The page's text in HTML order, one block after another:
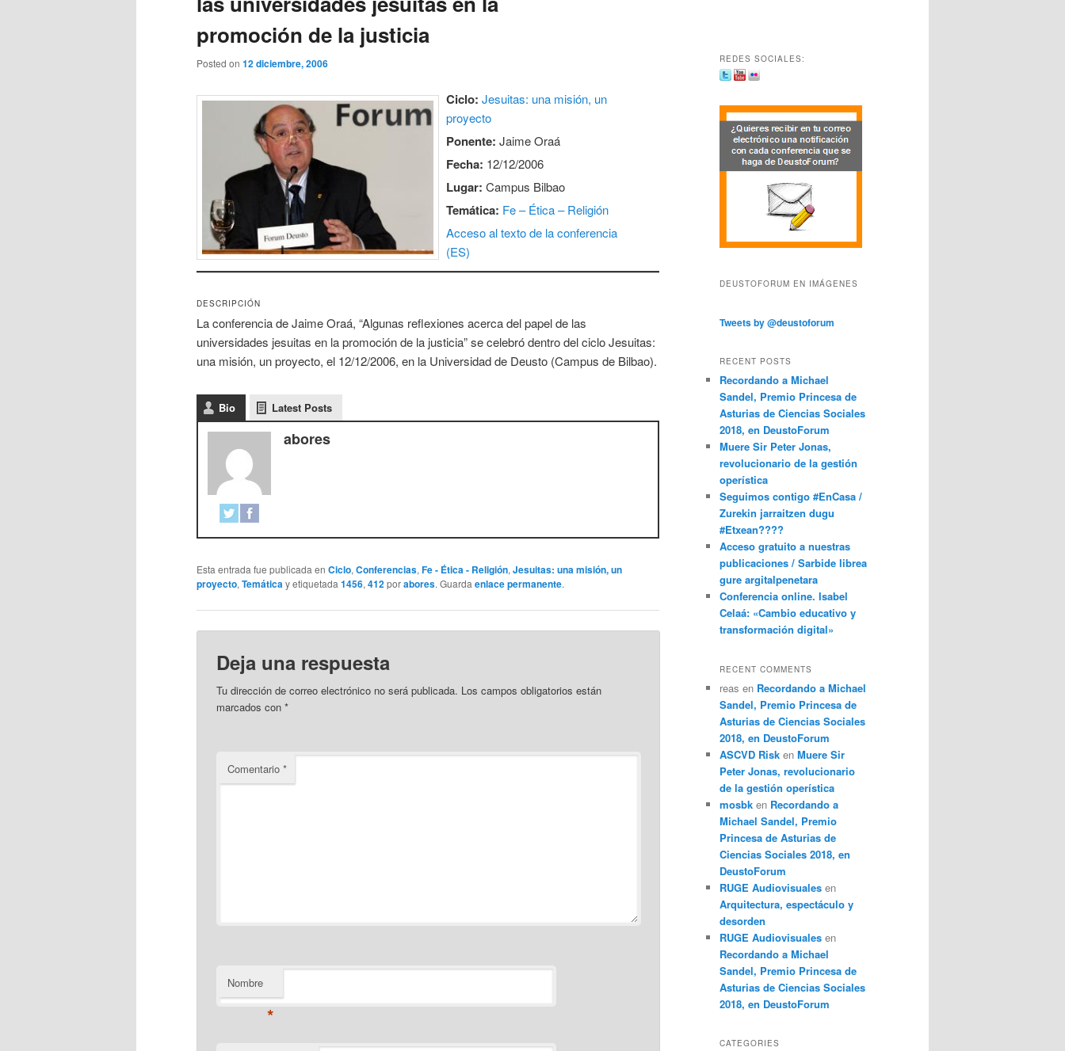
promoción de la justicia
Posted on 12 diciembre, 2006
Ciclo: Jesuitas: una misión, un
proyecto
Ponente: Jaime Oraá
Fecha: 12/12/2006
Lugar: Campus Bilbao
Temática: Fe – Ética – Religión
Acceso al texto de la conferencia
(ES)
DESCRIPCIÓN
La conferencia de Jaime Oraá, “Algunas reflexiones acerca del papel de las
universidades jesuitas en la promoción de la justicia” se celebró dentro del ciclo Jesuitas:
una misión, un proyecto, el 12/12/2006, en la Universidad de Deusto (Campus de Bilbao).
Bio Latest Posts
abores
Esta entrada fue publicada en Ciclo, Conferencias, Fe - Ética - Religión, Jesuitas: una misión, un
proyecto, Temáticay etiquetada 1456, 412porabores. Guarda enlace permanente.
Deja una respuesta
Tu dirección de correo electrónico no será publicada. Los campos obligatorios están
marcados con*
Comentario*
Nombre
*
REDES SOCIALES:
DEUSTOFORUM EN IMÁGENES
Tweets by @deustoforum
RECENT POSTS
Recordando a Michael
Sandel, Premio Princesa de
Asturias de Ciencias Sociales
2018, en DeustoForum
Muere Sir Peter Jonas,
revolucionario de la gestión
operística
Seguimos contigo #EnCasa /
Zurekin jarraitzen dugu
#Etxean????
Acceso gratuito a nuestras
publicaciones / Sarbide librea
gure argitalpenetara
Conferencia online. Isabel
Celaá: «Cambio educativo y
transformación digital»
RECENT COMMENTS
reas en Recordando a Michael
Sandel, Premio Princesa de
Asturias de Ciencias Sociales
2018, en DeustoForum
ASCVD Risk en Muere Sir
Peter Jonas, revolucionario
de la gestión operística
mosbk en Recordando a
Michael Sandel, Premio
Princesa de Asturias de
Ciencias Sociales 2018, en
DeustoForum
RUGE Audiovisuales en
Arquitectura, espectáculo y
desorden
RUGE Audiovisuales en
Recordando a Michael
Sandel, Premio Princesa de
Asturias de Ciencias Sociales
2018, en DeustoForum
CATEGORIES